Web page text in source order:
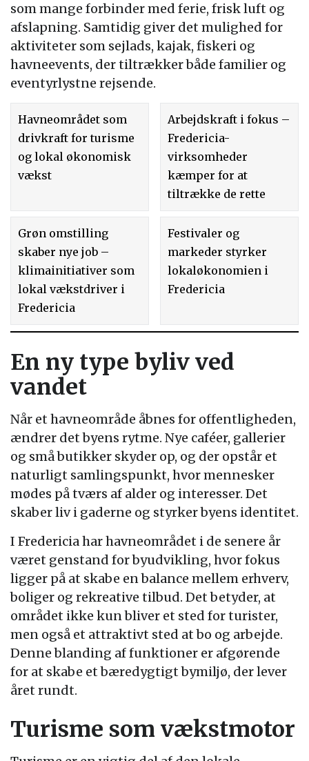
som mange forbinder med ferie, frisk luft og
afslapning. Samtidig giver det mulighed for
aktiviteter som sejlads, kajak, fiskeri og
havneevents, der tiltrækker både familier og
eventyrlystne rejsende.
Havneområdet som
drivkraft for turisme
og lokal økonomisk
vækst
Arbejdskraft i fokus –
Fredericia-
virksomheder
kæmper for at
tiltrække de rette
Grøn omstilling
skaber nye job –
klimainitiativer som
lokal vækstdriver i
Fredericia
Festivaler og
markeder styrker
lokaløkonomien i
Fredericia
En ny type byliv ved
vandet
Når et havneområde åbnes for offentligheden,
ændrer det byens rytme. Nye caféer, gallerier
og små butikker skyder op, og der opstår et
naturligt samlingspunkt, hvor mennesker
mødes på tværs af alder og interesser. Det
skaber liv i gaderne og styrker byens identitet.
I Fredericia har havneområdet i de senere år
været genstand for byudvikling, hvor fokus
ligger på at skabe en balance mellem erhverv,
boliger og rekreative tilbud. Det betyder, at
området ikke kun bliver et sted for turister,
men også et attraktivt sted at bo og arbejde.
Denne blanding af funktioner er afgørende
for at skabe et bæredygtigt bymiljø, der lever
året rundt.
Turisme som vækstmotor